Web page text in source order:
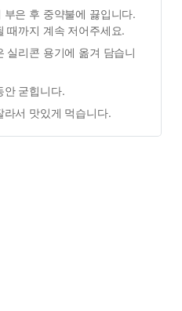
부은 후 중약불에 끓입니다.
때까지 계속 저어주세요.
실리콘 용기에 옮겨 담습니
안 굳힙니다.
라서 맛있게 먹습니다.